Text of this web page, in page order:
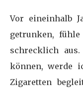
Vor eineinhalb
getrunken,
schrecklich
können, werde
Zigaretten